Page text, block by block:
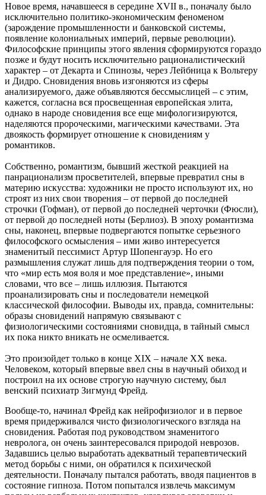
Новое время, начавшееся в середине XVII в., поначалу было
исключительно политико-экономическим феноменом
(зарождение промышленности и банковской системы,
появление колониальных империй, первые революции).
Философские принципы этого явления сформируются гораздо
позже и будут носить исключительно рационалистический
характер – от Декарта и Спинозы, через Лейбница к Вольтеру
и Дидро. Сновидения вновь изгоняются из сферы
анализируемого, даже объявляются бессмыслицей – с этим,
кажется, согласна вся просвещенная европейская элита,
однако в народе сновидения все еще мифологизируются,
наделяются пророческими, магическими качествами. Эта
двоякость формирует отношение к сновидениям у
романтиков.
Собственно, романтизм, бывший жесткой реакцией на
панрационализм просветителей, впервые превратил сны в
материю искусства: художники не просто используют их, но
строят из них свои творения – от первой до последней
строчки (Гофман), от первой до последней черточки (Фюсли),
от первой до последней ноты (Берлиоз). В эпоху романтизма
сны, наконец, впервые подвергаются попытке серьезного
философского осмысления – ими живо интересуется
знаменитый пессимист Артур Шопенгауэр. Но его
размышления служат лишь для подтверждения теории о том,
что «мир есть моя воля и мое представление», иными
словами, что все – лишь иллюзия. Пытаются
проанализировать сны и последователи немецкой
классической философии. Выводы их, правда, сомнительны:
образы сновидений напрямую связывают с
физиологическими состояниями сновидца, в тайный смысл
их пока никто вникать не осмеливается.
Это произойдет только в конце XIX – начале XX века.
Человеком, который впервые ввел сны в научный обиход и
построил на их основе строгую научную систему, был
венский психиатр Зигмунд Фрейд.
Вообще-то, начинал Фрейд как нейрофизиолог и в первое
время придерживался чисто физиологического взгляда на
сновидения. Работая под руководством знаменитого
невролога, он очень заинтересовался природой неврозов.
Задавшись целью выработать адекватный терапевтический
метод борьбы с ними, он обратился к психической
деятельности. Поначалу пытался работать, вводя пациентов в
состояние гипноза. Потом попытался извлечь максимум